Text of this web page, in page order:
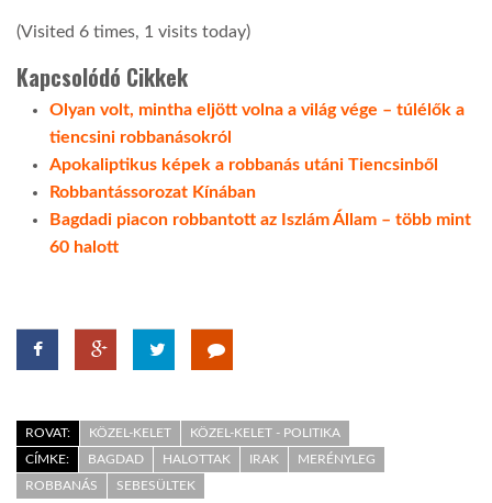
(Visited 6 times, 1 visits today)
Kapcsolódó Cikkek
Olyan volt, mintha eljött volna a világ vége – túlélők a
tiencsini robbanásokról
Apokaliptikus képek a robbanás utáni Tiencsinből
Robbantássorozat Kínában
Bagdadi piacon robbantott az Iszlám Állam – több mint
60 halott
ROVAT: KÖZEL-KELET
KÖZEL-KELET - POLITIKA
CÍMKE:
BAGDAD HALOTTAK IRAK
MERÉNYLEG
ROBBANÁS
SEBESÜLTEK